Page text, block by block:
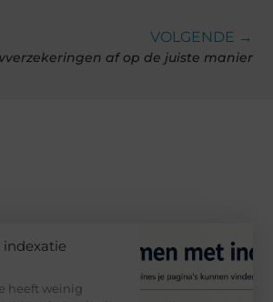
VOLGENDE →
af op de juiste manier
heeft weinig